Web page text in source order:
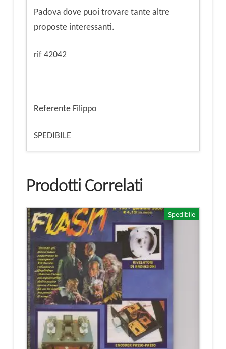
Padova dove puoi trovare tante altre
proposte interessanti.
rif 42042
Referente Filippo
SPEDIBILE
Prodotti Correlati
Spedibile